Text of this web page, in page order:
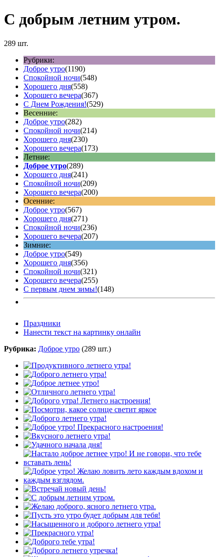
С добрым летним утром.
289 шт.
Рубрики:
Доброе утро(1190)
Спокойной ночи(548)
Хорошего дня(558)
Хорошего вечера(367)
С Днем Рождения!(529)
Весенние:
Доброе утро(282)
Спокойной ночи(214)
Хорошего дня(230)
Хорошего вечера(173)
Летние:
Доброе утро(289)
Хорошего дня(241)
Спокойной ночи(209)
Хорошего вечера(200)
Осенние:
Доброе утро(567)
Хорошего дня(271)
Спокойной ночи(236)
Хорошего вечера(207)
Зимние:
Доброе утро(549)
Хорошего дня(356)
Спокойной ночи(321)
Хорошего вечера(255)
С первым днем зимы!(148)
Праздники
Нанести текст на картинку онлайн
Рубрика: Доброе утро (289 шт.)